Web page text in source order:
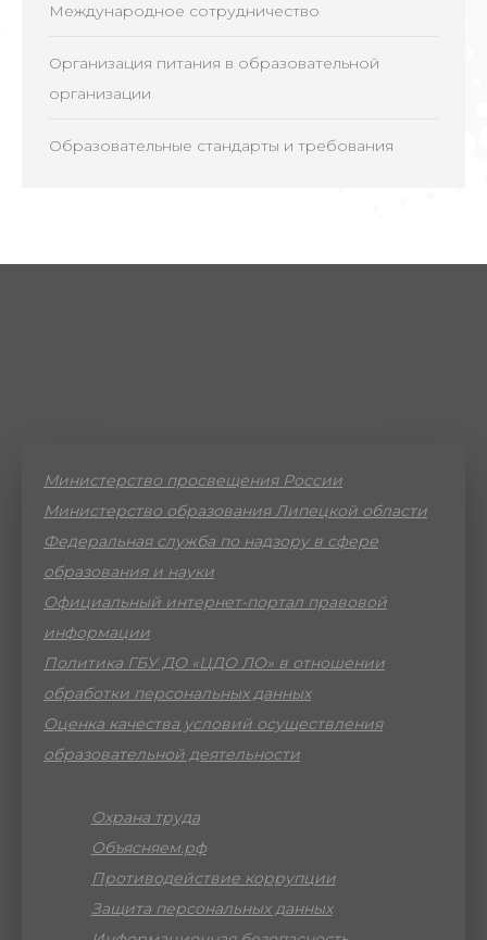
Международное сотрудничество
Организация питания в образовательной
организации
Образовательные стандарты и требования
Министерство просвещения России
Министерство образования Липецкой области
Федеральная служба по надзору в сфере
образования и науки
Официальный интернет-портал правовой
информации
Политика ГБУ ДО «ЦДО ЛО» в отношении
обработки персональных данных
Оценка качества условий осуществления
образовательной деятельности
Охрана труда
Объясняем.рф
Противодействие коррупции
Защита персональных данных